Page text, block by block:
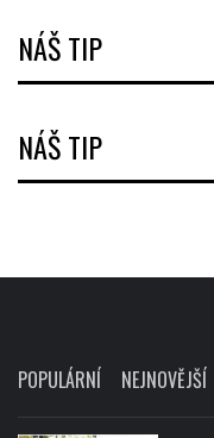
NÁŠ TIP
NÁŠ TIP
POPULÁRNÍ NEJNOVĚJŠÍ